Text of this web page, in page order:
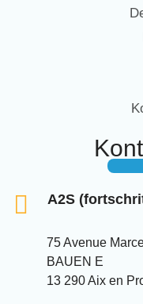
A2S
75 Avenue
BAUEN E
13 290 Aix en